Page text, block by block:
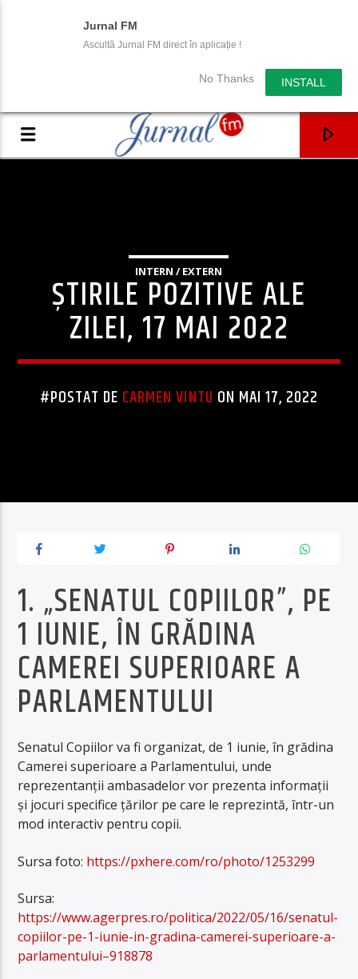
Jurnal FM
Ascultă Jurnal FM direct în aplicație !
No Thanks INSTALL
INTERN / EXTERN
ȘTIRILE POZITIVE ALE
ZILEI, 17 MAI 2022
#POSTAT DE CARMEN VINTU ON MAI 17, 2022
1. „SENATUL COPIILOR”, PE
1 IUNIE, ÎN GRĂDINA
CAMEREI SUPERIOARE A
PARLAMENTULUI
Senatul Copiilor va fi organizat, de 1 iunie, în grădina
Camerei superioare a Parlamentului, unde
reprezentanţii ambasadelor vor prezenta informaţii
şi jocuri specifice ţărilor pe care le reprezintă, într-un
mod interactiv pentru copii.
Sursa foto: https://pxhere.com/ro/photo/1253299
Sursa:
https://www.agerpres.ro/politica/2022/05/16/senatul-
copiilor-pe-1-iunie-in-gradina-camerei-superioare-a-
parlamentului–918878